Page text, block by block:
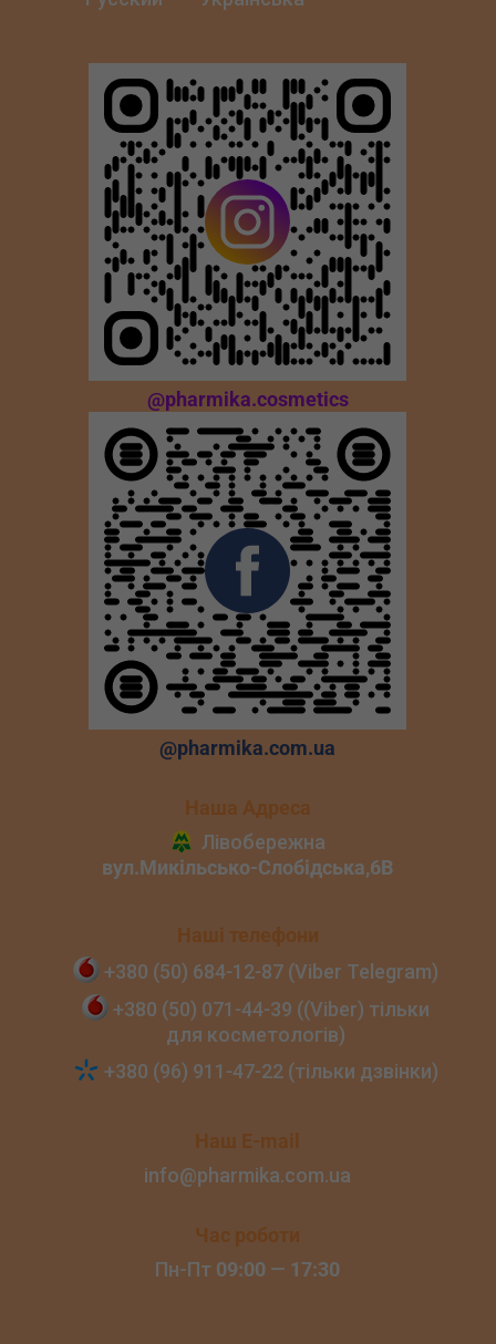
@pharmika.cosmetics
@pharmika.com.ua
Наша Адреса
Наші телефони
+380 (50) 684‑12‑87 (Viber Telegram)
+380 (50) 071‑44‑39 ((Viber) тільки
для косметологів)
+380 (96) 911‑47‑22 (тільки дзвінки)
Наш E-mail
info@pharmika.com.ua
Час роботи
Пн-Пт 09:00 — 17:30